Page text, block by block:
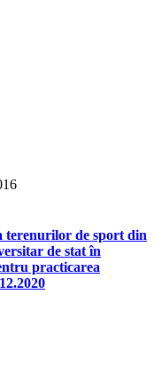
terenurilor de sport din
de stat în
practicarea